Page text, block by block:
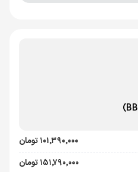
۱۰۱٬۳۹۰٬۰۰۰ تومان
۱۵۱٬۷۹۰٬۰۰۰ تومان